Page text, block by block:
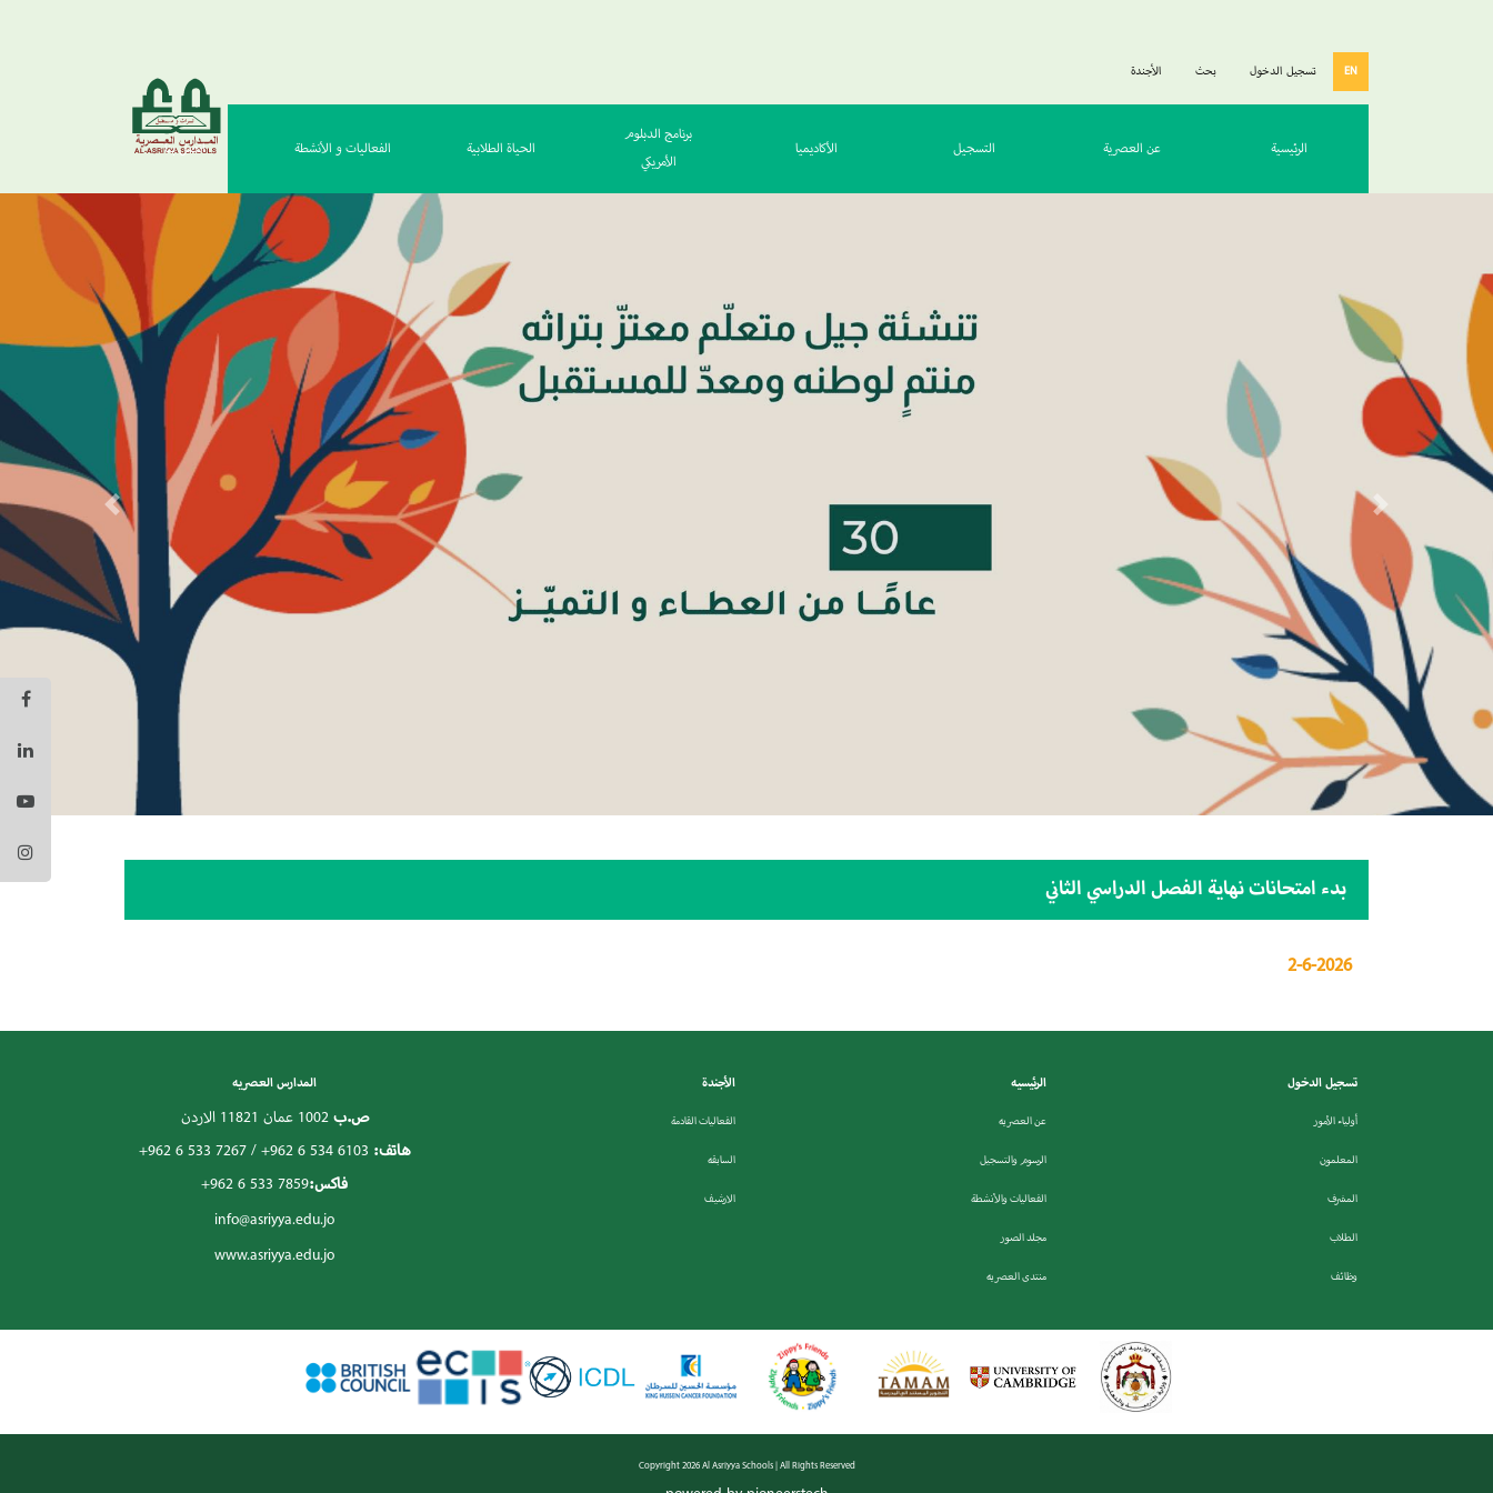
EN تسجيل الدخول بحث الأجندة
الرئيسية عن العصرية التسجيل الأكاديميا
برنامج الدبلوم
الأمريكي
الحياة الطلابية الفعاليات و الأنشطة اتصل بنا
Previous Next
بدء امتحانات نهاية الفصل الدراسي الثاني
2-6-2026
تسجيل الدخول
أولياء الأمور
المعلمون
المشرف
الطلاب
وظائف
الرئيسيه
عن العصريه
الرسوم والتسجيل
الفعاليات والأنشطة
مجلد الصور
منتدى العصريه
الأجندة
الفعاليات القادمة
السابقه
الارشيف
المدارس العصريه
ص.ب1002 عمان 11821 الاردن
هاتف: +962 6 534 6103
/
+962 6 533 7267
فاكس:+962 6 533 7859
info@asriyya.edu.jo
www.asriyya.edu.jo
Copyright 2026 Al Asriyya Schools | All Rights Reserved